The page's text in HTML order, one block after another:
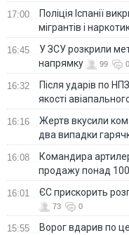
17:00
Поліція Іспанії
мігрантів і
16:45
У ЗСУ розкрили
напрямку
99 0
16:32
Після ударів по
якості
16:16
Жертв вкусили
два випадки
16:08
Командира
продажу понад 100
16:01 ЄС прискорить
73 0
15:55
Ворог вдарив по